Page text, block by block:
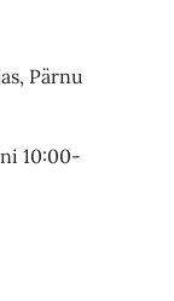
Pärnu
10:00-